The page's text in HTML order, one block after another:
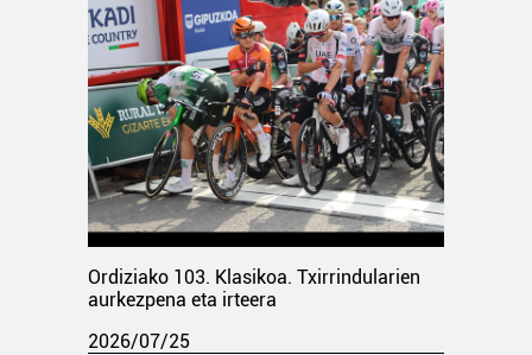
Ordiziako 103. Klasikoa. Txirrindularien
aurkezpena eta irteera
2026/07/25